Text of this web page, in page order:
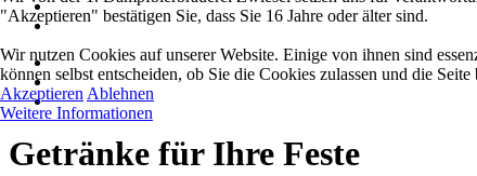
Getränke für Ihre Feste
"Akzeptieren" bestätigen Sie, dass Sie 16 Jahre oder älter sind.
Wir nutzen Cookies auf unserer Website. Einige von ihnen sind
können selbst entscheiden, ob Sie die Cookies zulassen und die Seite
Akzeptieren Ablehnen
Weitere Informationen